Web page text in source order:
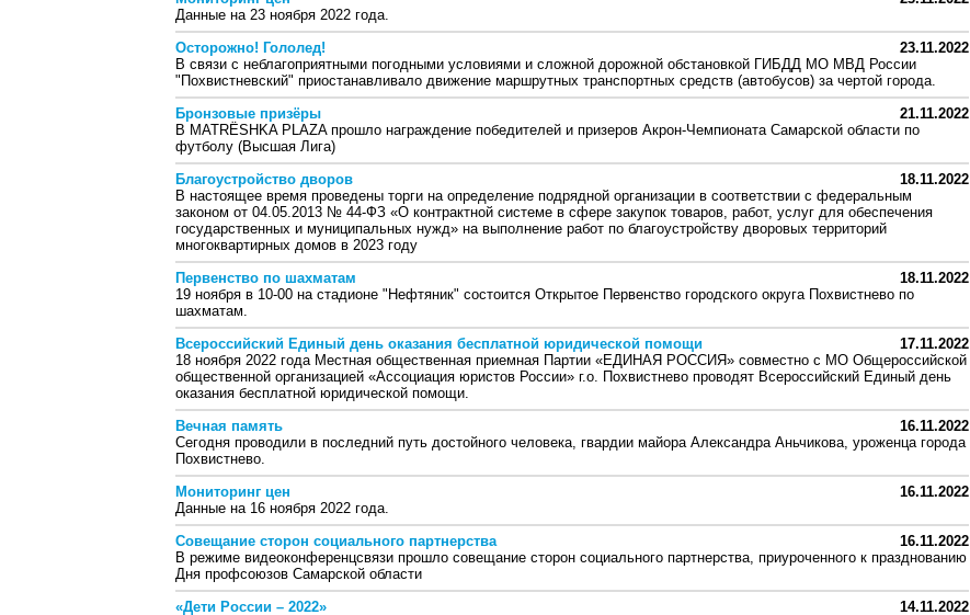
Данные на 23 ноября 2022 года.
23.11.2022
Осторожно! Гололед!
В связи с неблагоприятными погодными условиями и сложной дорожной обстановкой ГИБДД МО МВД России
"Похвистневский" приостанавливало движение маршрутных транспортных средств (автобусов) за чертой города.
21.11.2022
Бронзовые призёры
В MATRЁSHKA PLAZA прошло награждение победителей и призеров Акрон-Чемпионата Самарской области по
футболу (Высшая Лига)
18.11.2022
Благоустройство дворов
В настоящее время проведены торги на определение подрядной организации в соответствии с федеральным
законом от 04.05.2013 № 44-ФЗ «О контрактной системе в сфере закупок товаров, работ, услуг для обеспечения
государственных и муниципальных нужд» на выполнение работ по благоустройству дворовых территорий
многоквартирных домов в 2023 году
18.11.2022
Первенство по шахматам
19 ноября в 10-00 на стадионе "Нефтяник" состоится Открытое Первенство городского округа Похвистнево по
шахматам.
17.11.2022
Всероссийский Единый день оказания бесплатной юридической помощи
18 ноября 2022 года Местная общественная приемная Партии «ЕДИНАЯ РОССИЯ» совместно с МО Общероссийской
общественной организацией «Ассоциация юристов России» г.о. Похвистнево проводят Всероссийский Единый день
оказания бесплатной юридической помощи.
16.11.2022
Вечная память
Сегодня проводили в последний путь достойного человека, гвардии майора Александра Аньчикова, уроженца города
Похвистнево.
16.11.2022
Мониторинг цен
Данные на 16 ноября 2022 года.
16.11.2022
Cовещание сторон социального партнерства
В режиме видеоконференцсвязи прошло совещание сторон социального партнерства, приуроченного к празднованию
Дня профсоюзов Самарской области
14.11.2022
«Дети России – 2022»